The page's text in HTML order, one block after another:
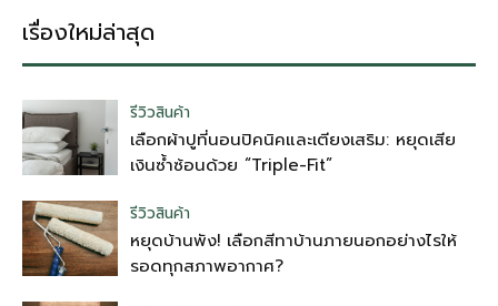
เรื่องใหม่ล่าสุด
รีวิวสินค้า
เลือกผ้าปูที่นอนปิคนิคและเตียงเสริม: หยุดเสีย
เงินซ้ำซ้อนด้วย “Triple-Fit”
รีวิวสินค้า
หยุดบ้านพัง! เลือกสีทาบ้านภายนอกอย่างไรให้
รอดทุกสภาพอากาศ?